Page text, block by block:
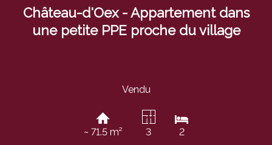
Château-d'Oex - Appartement dans
une petite PPE proche du village
Vendu
~ 71.5 m² 3 2